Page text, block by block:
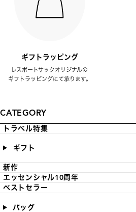
ギフトラッピング
レスポートサックオリジナルの
ギフトラッピングにて承ります。
CATEGORY
トラベル特集
ギフト
新作
エッセンシャル10周年
ベストセラー
バッグ